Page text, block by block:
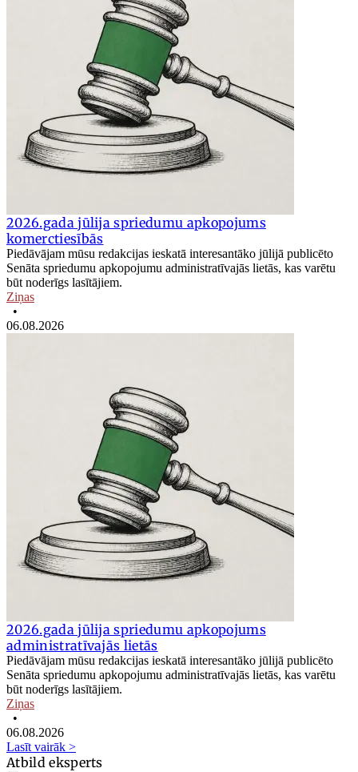
2026.gada jūlija spriedumu apkopojums
komerctiesībās
Piedāvājam mūsu redakcijas ieskatā interesantāko jūlijā publicēto
Senāta spriedumu apkopojumu administratīvajās lietās, kas varētu
būt noderīgs lasītājiem.
Ziņas
•
06.08.2026
2026.gada jūlija spriedumu apkopojums
administratīvajās lietās
Piedāvājam mūsu redakcijas ieskatā interesantāko jūlijā publicēto
Senāta spriedumu apkopojumu administratīvajās lietās, kas varētu
būt noderīgs lasītājiem.
Ziņas
•
06.08.2026
Lasīt vairāk >
Atbild eksperts